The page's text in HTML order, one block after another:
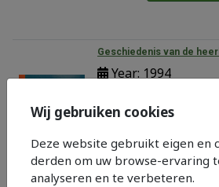
Geschiedenis van de
Year: 1994
Dit boek gaat over
Asten met
kasteel Asten en de
Tags: Noord
Wij gebruiken cookies
Deze website gebruikt eigen en
derden om uw browse-ervaring
analyseren en te verbeteren.